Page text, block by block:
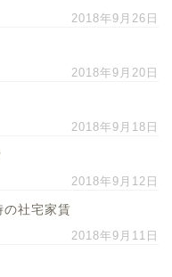
2018年9月26日
2018年9月20日
2018年9月18日
2018年9月12日
の社宅家賃
2018年9月11日